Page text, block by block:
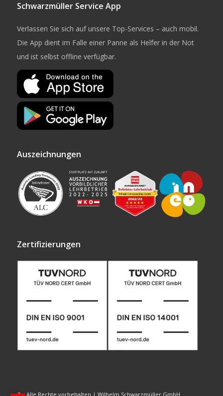
Schwarzmüller Service App
Verlassen Sie sich auf unsere Top-Services – auch mobil.
Die App dient im Falle einer Panne als Helfer in der Not
und ist selbst offline verfügbar.
Auszeichnungen
Zertifizierungen
© - Alle Rechte vorbehalten | Wilhelm Schwarzmüller GmbH